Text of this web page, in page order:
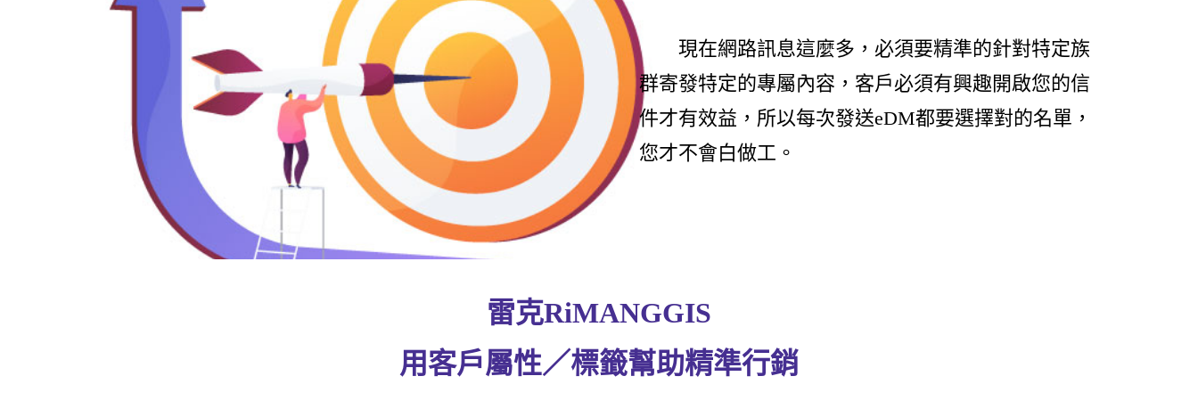
現在網路訊息這麼多，必須要精準的針對特定族
群寄發特定的專屬內容，客戶必須有興趣開啟您的信
件才有效益，所以每次發送eDM都要選擇對的名單，
您才不會白做工。
雷克RiMANGGIS
用客戶屬性／標籤幫助精準行銷